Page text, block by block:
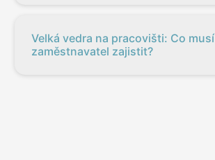
Velká vedra na pracovišti: Co musí
zaměstnavatel zajistit?